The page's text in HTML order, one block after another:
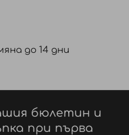
до 14 дни
бюлетин и
при първа